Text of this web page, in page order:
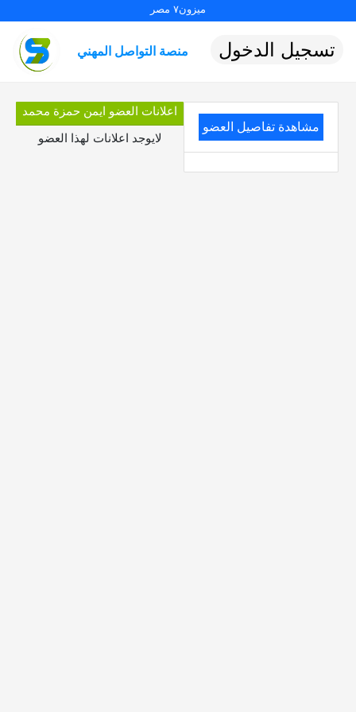
ميزون٧ مصر
منصة التواصل المهني تسجيل الدخول
مشاهدة تفاصيل العضو
اعلانات العضو ايمن حمزة محمد
لايوجد اعلانات لهذا العضو